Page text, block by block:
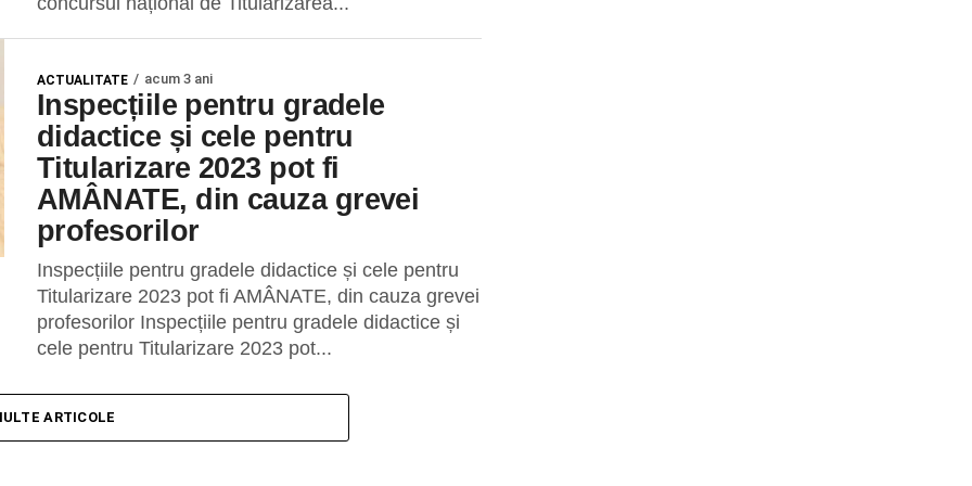
ACTUALITATE acum 3 ani
Inspecțiile pentru gradele
didactice și cele pentru
Titularizare 2023 pot fi
AMÂNATE, din cauza grevei
profesorilor
Inspecțiile pentru gradele didactice și cele pentru
Titularizare 2023 pot fi AMÂNATE, din cauza grevei
profesorilor Inspecțiile pentru gradele didactice și
cele pentru Titularizare 2023 pot...
ARTICOLE